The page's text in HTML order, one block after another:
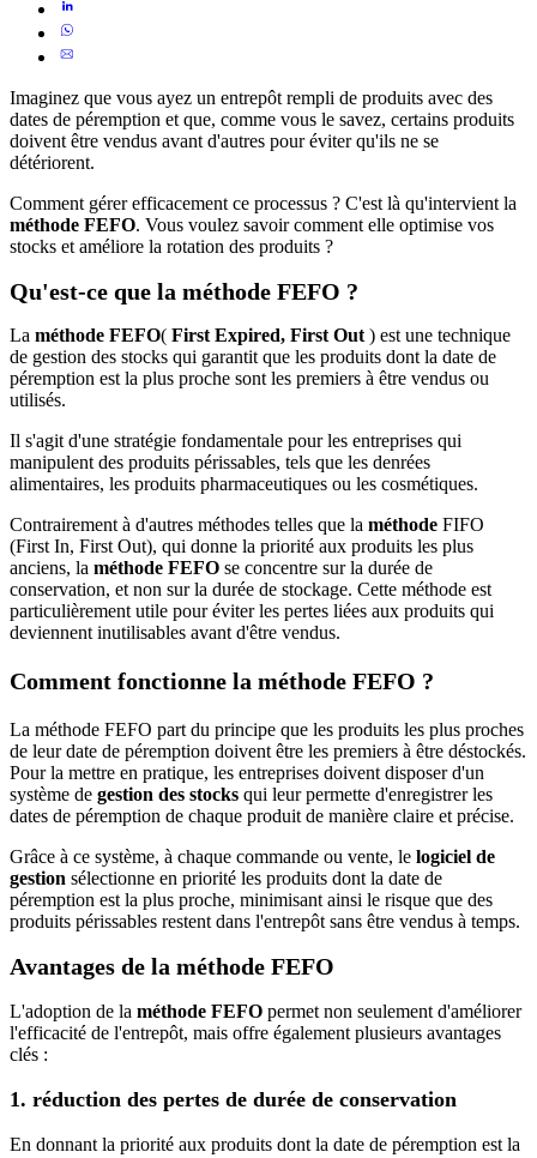
Imaginez que vous ayez un entrepôt rempli de produits avec des
dates de péremption et que, comme vous le savez, certains produits
doivent être vendus avant d'autres pour éviter qu'ils ne se
détériorent.
Comment gérer efficacement ce processus ? C'est là qu'intervient la
méthode FEFO. Vous voulez savoir comment elle optimise vos
stocks et améliore la rotation des produits ?
Qu'est-ce que la méthode FEFO ?
La méthode FEFO( First Expired, First Out ) est une technique
de gestion des stocks qui garantit que les produits dont la date de
péremption est la plus proche sont les premiers à être vendus ou
utilisés.
Il s'agit d'une stratégie fondamentale pour les entreprises qui
manipulent des produits périssables, tels que les denrées
alimentaires, les produits pharmaceutiques ou les cosmétiques.
Contrairement à d'autres méthodes telles que la méthode FIFO
(First In, First Out), qui donne la priorité aux produits les plus
anciens, la méthode FEFO se concentre sur la durée de
conservation, et non sur la durée de stockage. Cette méthode est
particulièrement utile pour éviter les pertes liées aux produits qui
deviennent inutilisables avant d'être vendus.
Comment fonctionne la méthode FEFO ?
La méthode FEFO part du principe que les produits les plus proches
de leur date de péremption doivent être les premiers à être déstockés.
Pour la mettre en pratique, les entreprises doivent disposer d'un
système de gestion des stocks qui leur permette d'enregistrer les
dates de péremption de chaque produit de manière claire et précise.
Grâce à ce système, à chaque commande ou vente, le logiciel de
gestion sélectionne en priorité les produits dont la date de
péremption est la plus proche, minimisant ainsi le risque que des
produits périssables restent dans l'entrepôt sans être vendus à temps.
Avantages de la méthode FEFO
L'adoption de la méthode FEFO permet non seulement d'améliorer
l'efficacité de l'entrepôt, mais offre également plusieurs avantages
clés :
1. réduction des pertes de durée de conservation
En donnant la priorité aux produits dont la date de péremption est la